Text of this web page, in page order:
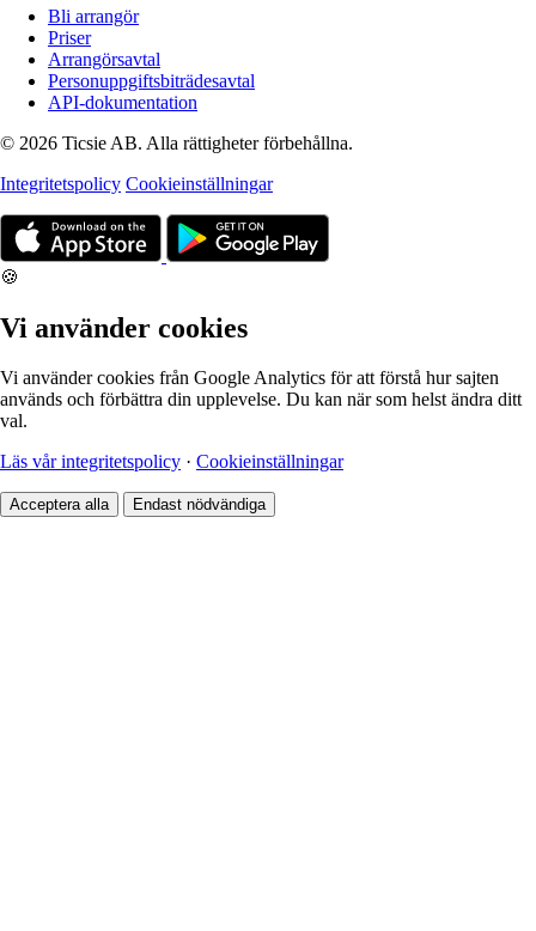
Bli arrangör
Priser
Arrangörsavtal
Personuppgiftsbiträdesavtal
API-dokumentation
© 2026 Ticsie AB. Alla rättigheter förbehållna.
Integritetspolicy Cookieinställningar
🍪
Vi använder cookies
Vi använder cookies från Google Analytics för att förstå hur sajten
används och förbättra din upplevelse. Du kan när som helst ändra ditt
val.
Läs vår integritetspolicy · Cookieinställningar
Acceptera alla Endast nödvändiga